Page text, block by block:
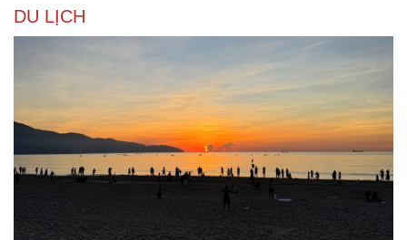
Tư vấn
Podcast
Câu chuyện thời sự
DU LỊCH